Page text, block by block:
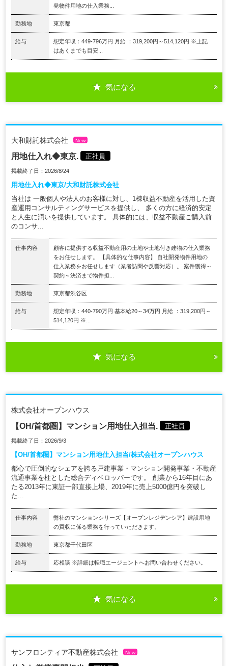
発物件用地の仕入業務...
勤務地 東京都
給与
想定年収：449-796万円 月給 ：319,200円～514,120円 ※上記
はあくまでも目安...
気になる
大和財託株式会社 New
用地仕入れ◆東京. 正社員
掲載終了日：2026/8/24
用地仕入れ◆東京/大和財託株式会社
当社は 一般個人や法人のお客様に対し、1棟収益不動産を活用した資
産運用コンサルティングサービスを提供し、 多くの方に経済的安定
と人生に潤いを提供しています。 具体的には、収益不動産ご購入前
のコンサ...
仕事内容
顧客に提供する収益不動産用の土地や土地付き建物の仕入業務
をお任せします。 【具体的な仕事内容】 自社開発物件用地の
仕入業務をお任せします（業者訪問や反響対応）。 案件獲得～
契約～決済まで物件担...
勤務地 東京都渋谷区
給与
想定年収：440-790万円 基本給20～34万円 月給 ：319,200円～
514,120円 ※...
気になる
株式会社オープンハウス
【OH/首都圏】マンション用地仕入担当. 正社員
掲載終了日：2026/9/3
【OH/首都圏】マンション用地仕入担当/株式会社オープンハウス
都心で圧倒的なシェアを誇る戸建事業・マンション開発事業・不動産
流通事業を柱とした総合ディベロッパーです。 創業から16年目にあ
たる2013年に東証一部直接上場、2019年に売上5000億円を突破し
た...
仕事内容
弊社のマンションシリーズ【オープンレジデンシア】建設用地
の買収に係る業務を行っていただきます。
勤務地 東京都千代田区
給与 応相談 ※詳細は転職エージェントへお問い合わせください。
気になる
サンフロンティア不動産株式会社 New